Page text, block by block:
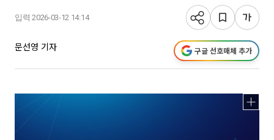
입력 2026-03-12 14:14
문선영 기자 구글 선호매체 추가